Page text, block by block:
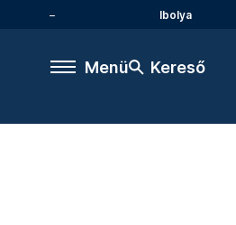
Ibolya
Menü Kereső